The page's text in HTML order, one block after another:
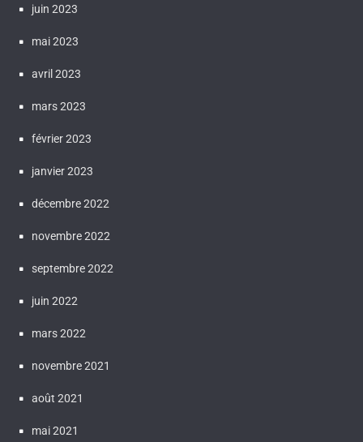
juin 2023
mai 2023
avril 2023
mars 2023
février 2023
janvier 2023
décembre 2022
novembre 2022
septembre 2022
juin 2022
mars 2022
novembre 2021
août 2021
mai 2021